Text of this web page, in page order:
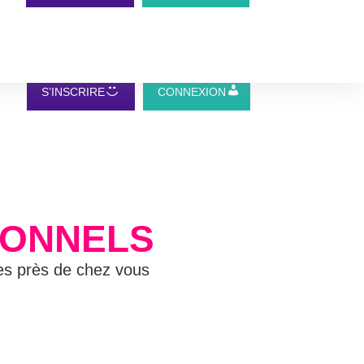
S’INSCRIRE CONNEXION
près de chez vous